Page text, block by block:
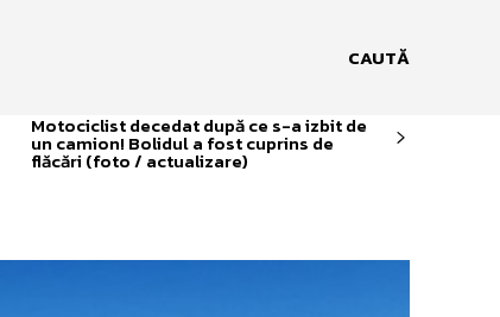
CAUTĂ
Motociclist decedat după ce s-a izbit de
un camion! Bolidul a fost cuprins de
flăcări (foto / actualizare)